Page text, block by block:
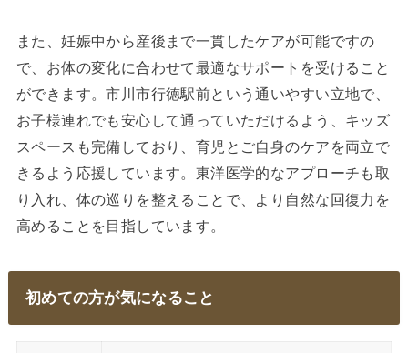
また、妊娠中から産後まで一貫したケアが可能ですの
で、お体の変化に合わせて最適なサポートを受けること
ができます。市川市行徳駅前という通いやすい立地で、
お子様連れでも安心して通っていただけるよう、キッズ
スペースも完備しており、育児とご自身のケアを両立で
きるよう応援しています。東洋医学的なアプローチも取
り入れ、体の巡りを整えることで、より自然な回復力を
高めることを目指しています。
初めての方が気になること